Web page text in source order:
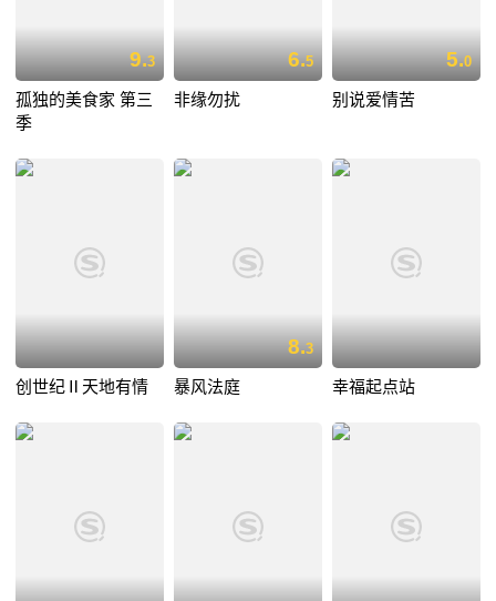
9.3
孤独的美食家 第三
季
6.5
非缘勿扰
5.0
别说爱情苦
创世纪Ⅱ天地有情
8.3
暴风法庭 幸福起点站